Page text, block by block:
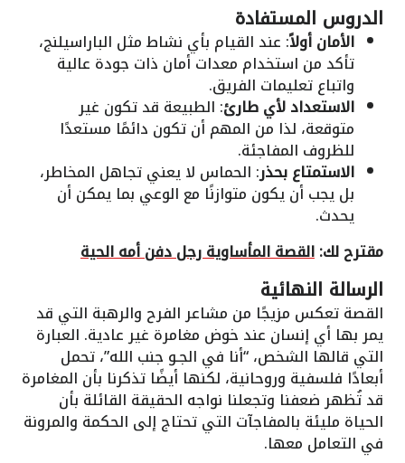
الدروس المستفادة
الأمان أولاً: عند القيام بأي نشاط مثل الباراسيلنج،
تأكد من استخدام معدات أمان ذات جودة عالية
واتباع تعليمات الفريق.
الاستعداد لأي طارئ: الطبيعة قد تكون غير
متوقعة، لذا من المهم أن تكون دائمًا مستعدًا
للظروف المفاجئة.
الاستمتاع بحذر: الحماس لا يعني تجاهل المخاطر،
بل يجب أن يكون متوازنًا مع الوعي بما يمكن أن
يحدث.
مقترح لك:القصة المأساوية رجل دفن أمه الحية
الرسالة النهائية
القصة تعكس مزيجًا من مشاعر الفرح والرهبة التي قد
يمر بها أي إنسان عند خوض مغامرة غير عادية. العبارة
التي قالها الشخص، “أنا في الجـو جنب الله”، تحمل
أبعادًا فلسفية وروحانية، لكنها أيضًا تذكرنا بأن المغامرة
قد تُظهر ضعفنا وتجعلنا نواجه الحقيقة القائلة بأن
الحياة مليئة بالمفاجآت التي تحتاج إلى الحكمة والمرونة
في التعامل معها.